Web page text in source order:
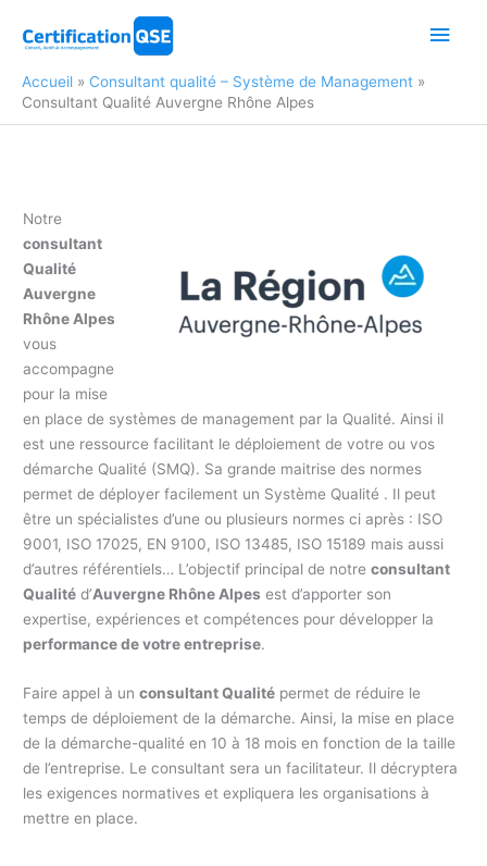
Accueil
Consultant qualité – Système de Management
Consultant Qualité Auvergne Rhône Alpes
Notre
consultant
Qualité
Auvergne
Rhône Alpes
vous
accompagne
pour la mise
en place de systèmes de management par la Qualité. Ainsi il
est une ressource facilitant le déploiement de votre ou vos
démarche Qualité (SMQ). Sa grande maitrise des normes
permet de déployer facilement un Système Qualité . Il peut
être un spécialistes d’une ou plusieurs normes ci après : ISO
9001, ISO 17025, EN 9100, ISO 13485, ISO 15189 mais aussi
d’autres référentiels… L’objectif principal de notreconsultant
Qualité d’Auvergne Rhône Alpes est d’apporter son
expertise, expériences et compétences pour développer la
performance de votre entreprise.
Faire appel à unconsultant Qualité permet de réduire le
temps de déploiement de la démarche. Ainsi, la mise en place
de la démarche-qualité en 10 à 18 mois en fonction de la taille
de l’entreprise. Le consultant sera un facilitateur. Il décryptera
les exigences normatives et expliquera les organisations à
mettre en place.